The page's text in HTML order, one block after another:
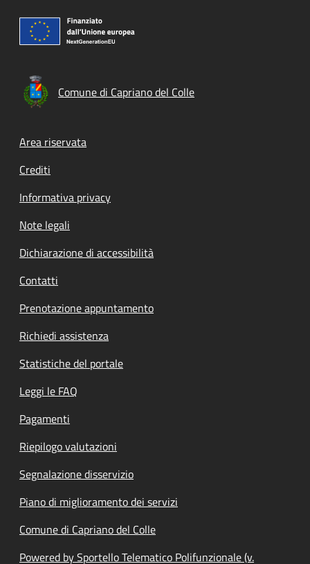
Comune di Capriano del Colle
Footer menu
Area riservata
Crediti
Informativa privacy
Note legali
Dichiarazione di accessibilità
Contatti
Prenotazione appuntamento
Richiedi assistenza
Statistiche del portale
Leggi le FAQ
Pagamenti
Riepilogo valutazioni
Segnalazione disservizio
Piano di miglioramento dei servizi
Comune di Capriano del Colle
Powered by Sportello Telematico Polifunzionale (v.